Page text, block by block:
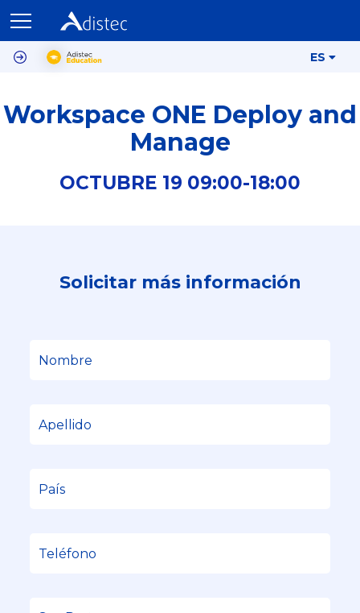
ES
Workspace ONE Deploy and
Manage
OCTUBRE 19 09:00-18:00
Solicitar más información